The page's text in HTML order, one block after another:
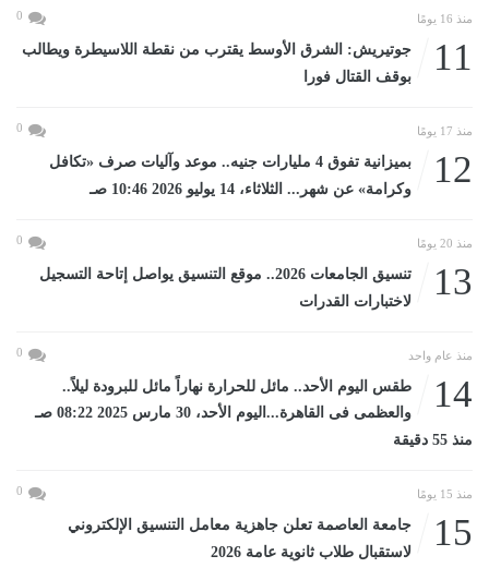
منذ 16 يومًا 0
11
جوتيريش: الشرق الأوسط يقترب من نقطة اللاسيطرة ويطالب
بوقف القتال فورا
منذ 17 يومًا 0
12
بميزانية تفوق 4 مليارات جنيه.. موعد وآليات صرف «تكافل
وكرامة» عن شهر... الثلاثاء، 14 يوليو 2026 10:46 صـ
منذ 20 يومًا 0
13
تنسيق الجامعات 2026.. موقع التنسيق يواصل إتاحة التسجيل
لاختبارات القدرات
منذ عام واحد 0
14
طقس اليوم الأحد.. مائل للحرارة نهاراً مائل للبرودة ليلاً..
والعظمى فى القاهرة...اليوم الأحد، 30 مارس 2025 08:22 صـ
منذ 55 دقيقة
منذ 15 يومًا 0
15
جامعة العاصمة تعلن جاهزية معامل التنسيق الإلكتروني
لاستقبال طلاب ثانوية عامة 2026